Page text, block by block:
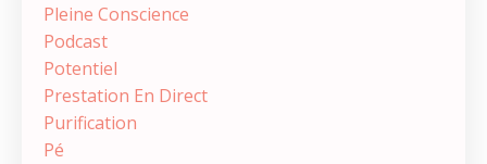
Pleine Conscience
Podcast
Potentiel
Prestation En Direct
Purification
Pé